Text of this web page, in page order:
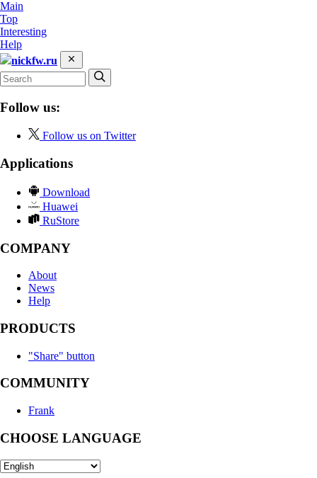
Main
Top
Interesting
Help
nickfw.ru
Follow us:
Follow us on Twitter
Applications
Download
Huawei
RuStore
COMPANY
About
News
Help
PRODUCTS
"Share" button
COMMUNITY
Frank
CHOOSE LANGUAGE